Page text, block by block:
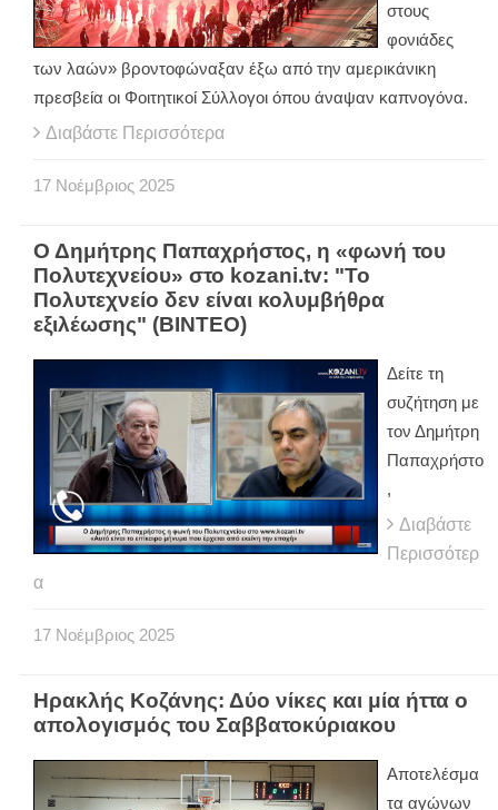
στους
φονιάδες
των λαών» βροντοφώναξαν έξω από την αμερικάνικη
πρεσβεία οι Φοιτητικοί Σύλλογοι όπου άναψαν καπνογόνα.
Διαβάστε Περισσότερα
17 Νοέμβριος 2025
Ο Δημήτρης Παπαχρήστος, η «φωνή του
Πολυτεχνείου» στο kozani.tv: "Το
Πολυτεχνείο δεν είναι κολυμβήθρα
εξιλέωσης" (ΒΙΝΤΕΟ)
Δείτε τη
συζήτηση με
τον Δημήτρη
Παπαχρήστο
,
Διαβάστε
Περισσότερ
α
17 Νοέμβριος 2025
Ηρακλής Κοζάνης: Δύο νίκες και μία ήττα ο
απολογισμός του Σαββατοκύριακου
Αποτελέσμα
τα αγώνων